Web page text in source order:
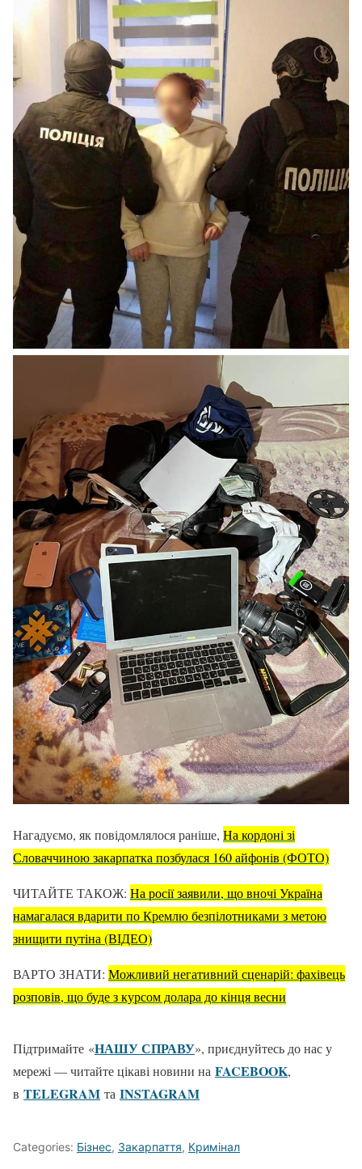
Нагадуємо, як повідомлялося раніше, На кордоні зі
Словаччиною закарпатка позбулася 160 айфонів (ФОТО)
ЧИТАЙТЕ ТАКОЖ: На росії заявили, що вночі Україна
намагалася вдарити по Кремлю безпілотниками з метою
знищити путіна (ВІДЕО)
ВАРТО ЗНАТИ: Можливий негативний сценарій: фахівець
розповів, що буде з курсом долара до кінця весни
Підтримайте «НАШУ СПРАВУ», приєднуйтесь до нас у
мережі — читайте цікаві новини на FACEBOOK,
в TELEGRAM та ІNSTAGRAM
Categories: Бізнес, Закарпаття, Кримінал